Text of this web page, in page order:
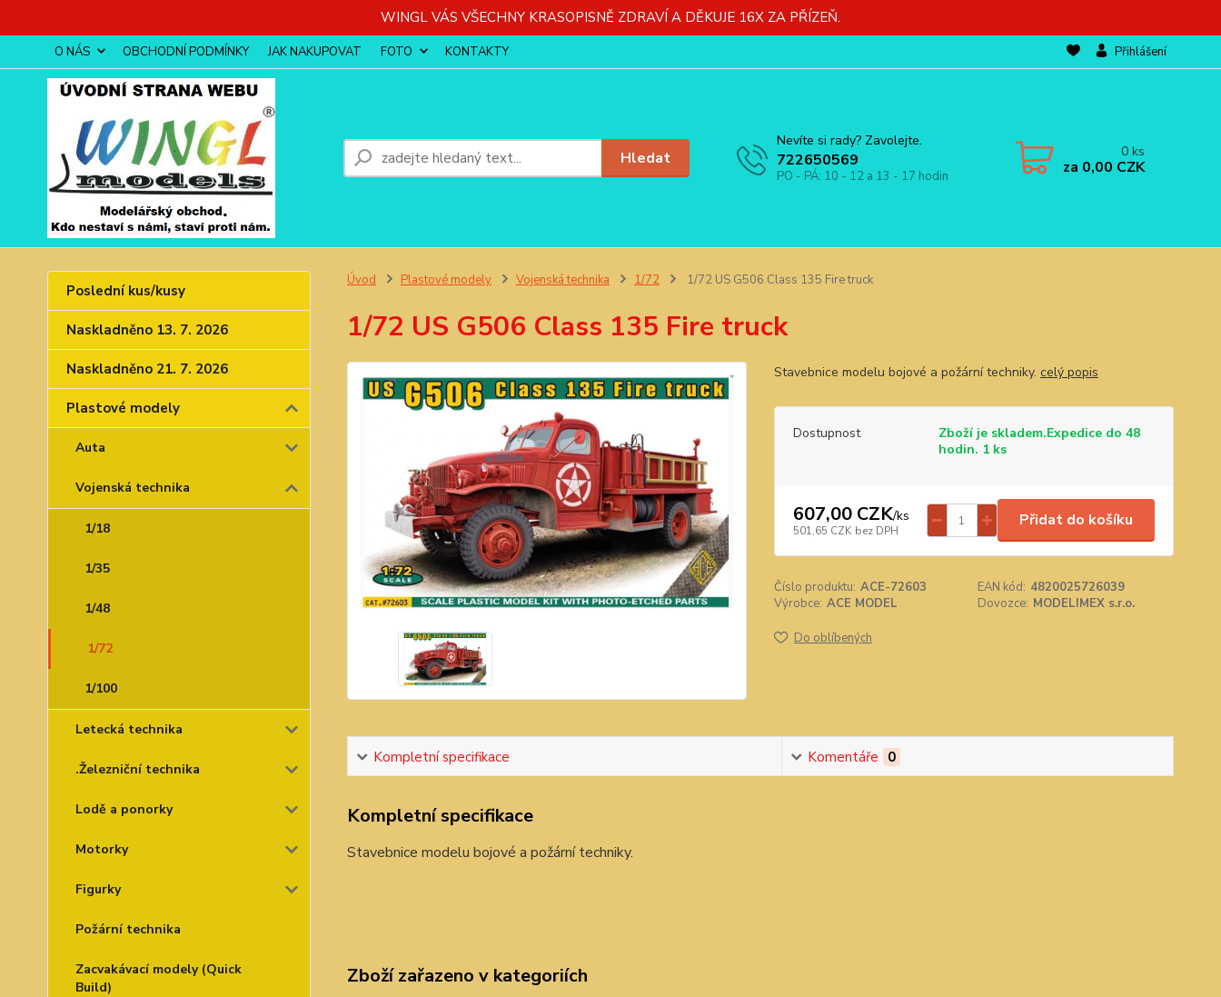
WINGL VÁS VŠECHNY KRASOPISNĚ ZDRAVÍ A DĚKUJE 16X ZA PŘÍZEŇ.
O NÁS OBCHODNÍ PODMÍNKY JAK NAKUPOVAT FOTO KONTAKTY Přihlášení
Hledat
Nevíte si rady? Zavolejte.
722650569
PO - PÁ: 10 - 12 a 13 - 17 hodin
0 ks
za 0,00 CZK
Poslední kus/kusy
Naskladněno 13. 7. 2026
Naskladněno 21. 7. 2026
Plastové modely
Auta
Vojenská technika
1/18
1/35
1/48
1/72
1/100
Letecká technika
.Železniční technika
Lodě a ponorky
Motorky
Figurky
Požární technika
Zacvakávací modely (Quick
Build)
Úvod Plastové modely Vojenská technika 1/72 1/72 US G506 Class 135 Fire truck
1/72 US G506 Class 135 Fire truck
Stavebnice modelu bojové a požární techniky. celý popis
Dostupnost
Zboží je skladem.Expedice do 48
hodin. 1 ks
607,00 CZK/ks
501,65 CZK bez DPH
Přidat do košíku
Číslo produktu: ACE-72603 EAN kód: 4820025726039
Výrobce: ACE MODEL Dovozce: MODELIMEX s.r.o.
Do oblíbených
Kompletní specifikace Komentáře 0
Kompletní specifikace
Stavebnice modelu bojové a požární techniky.
Zboží zařazeno v kategoriích